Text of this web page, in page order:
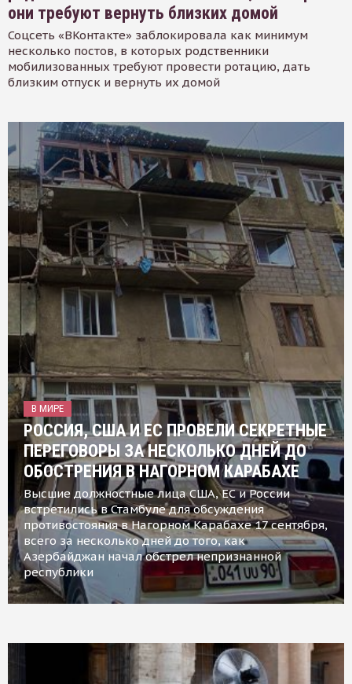
они требуют вернуть близких домой
Соцсеть «ВКонтакте» заблокировала как минимум
несколько постов, в которых родственники
мобилизованных требуют провести ротацию, дать
близким отпуск и вернуть их домой
В МИРЕ
РОССИЯ, США И ЕС ПРОВЕЛИ СЕКРЕТНЫЕ
ПЕРЕГОВОРЫ ЗА НЕСКОЛЬКО ДНЕЙ ДО
ОБОСТРЕНИЯ В НАГОРНОМ КАРАБАХЕ
Высшие должностные лица США, ЕС и России
встретились в Стамбуле для обсуждения
противостояния в Нагорном Карабахе 17 сентября,
всего за несколько дней до того, как
Азербайджан начал обстрел непризнанной
республики